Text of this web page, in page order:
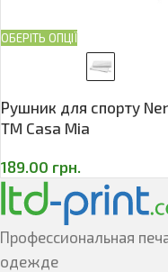
ОБЕРІТЬ ОПЦІЇ
Рушник для спорту
TM Casa Mia
189.00 грн.
Профессиональная
одежде